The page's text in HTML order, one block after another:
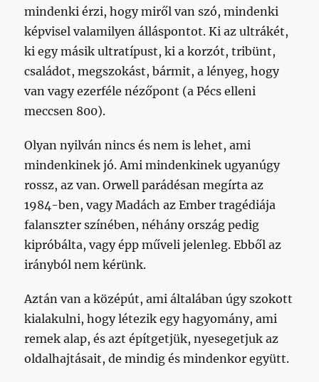
mindenki érzi, hogy miről van szó, mindenki
képvisel valamilyen álláspontot. Ki az ultrákét,
ki egy másik ultratípust, ki a korzót, tribünt,
családot, megszokást, bármit, a lényeg, hogy
van vagy ezerféle nézőpont (a Pécs elleni
meccsen 800).
Olyan nyilván nincs és nem is lehet, ami
mindenkinek jó. Ami mindenkinek ugyanúgy
rossz, az van. Orwell parádésan megírta az
1984-ben, vagy Madách az Ember tragédiája
falanszter színében, néhány ország pedig
kipróbálta, vagy épp műveli jelenleg. Ebből az
irányból nem kérünk.
Aztán van a középút, ami általában úgy szokott
kialakulni, hogy létezik egy hagyomány, ami
remek alap, és azt építgetjük, nyesegetjuk az
oldalhajtásait, de mindig és mindenkor együtt.